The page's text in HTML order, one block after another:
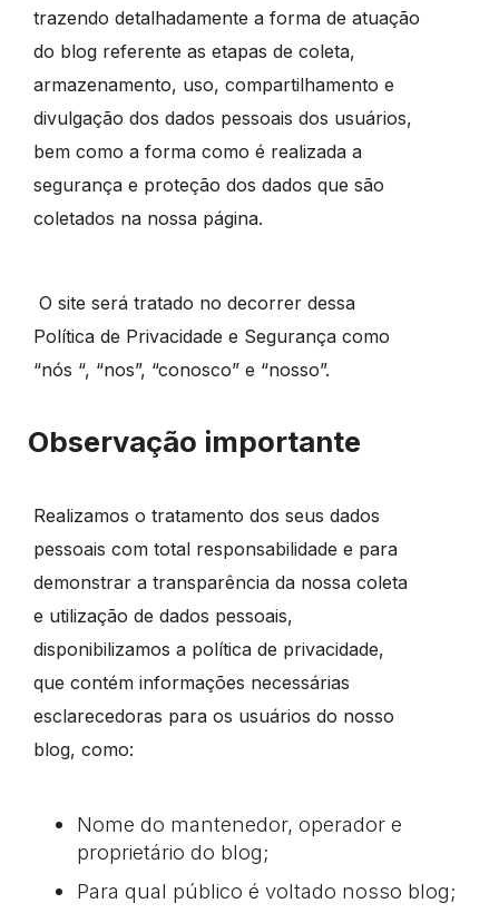
trazendo detalhadamente a forma de atuação
do blog referente as etapas de coleta,
armazenamento, uso, compartilhamento e
divulgação dos dados pessoais dos usuários,
bem como a forma como é realizada a
segurança e proteção dos dados que são
coletados na nossa página.
O site será tratado no decorrer dessa
Política de Privacidade e Segurança como
“nós “, “nos”, “conosco” e “nosso”.
Observação importante
Realizamos o tratamento dos seus dados
pessoais com total responsabilidade e para
demonstrar a transparência da nossa coleta
e utilização de dados pessoais,
disponibilizamos a política de privacidade,
que contém informações necessárias
esclarecedoras para os usuários do nosso
blog, como:
Nome do mantenedor, operador e
proprietário do blog;
Para qual público é voltado nosso blog;